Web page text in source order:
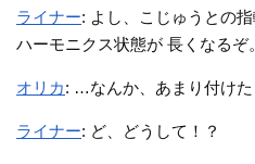
ライナー: よし、こじゅうとの
ハーモニクス状態が 長くなるぞ。
オリカ: …なんか、あまり付けた
ライナー: ど、どうして！？